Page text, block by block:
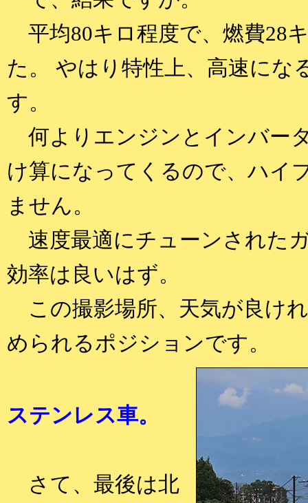
平均80キロ程度で、燃費28
た。 やはり特性上、高速にな
す。
何よりエンジンとインバー
け算になってくるので、ハイ
ません。
速度最適にチューンされた
効率は良いはず。
この撮影場所、天気が良け
められるポジションです。
ステンレス車。
さて、最後は北